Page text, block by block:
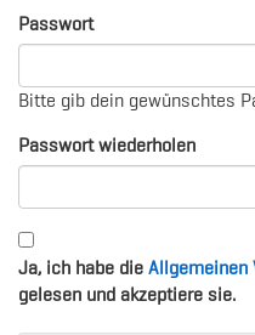
Passwort
Bitte gib dein gewünschtes
Passwort wiederholen
Ja, ich habe dieAllgemeinen
gelesen und akzeptiere sie.